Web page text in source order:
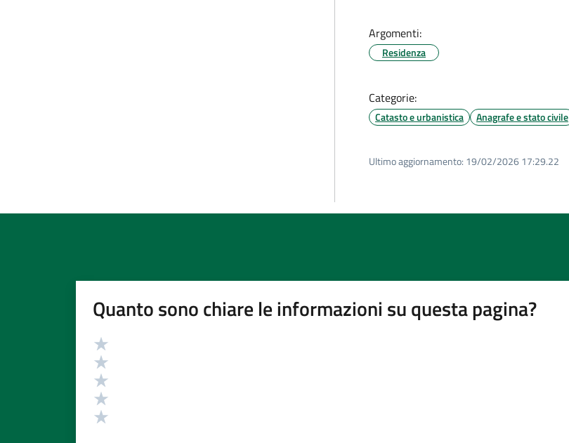
Argomenti:
Residenza
Categorie:
Catasto e urbanistica Anagrafe e stato civile
Ultimo aggiornamento: 19/02/2026 17:29.22
Quanto sono chiare le informazioni su questa pagina?
Valutazione